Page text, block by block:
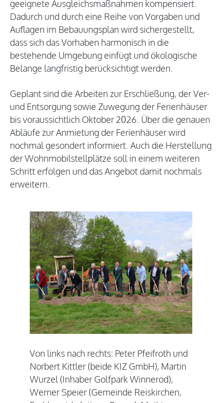
geeignete Ausgleichsmaßnahmen kompensiert.
Dadurch und durch eine Reihe von Vorgaben und
Auflagen im Bebauungsplan wird sichergestellt,
dass sich das Vorhaben harmonisch in die
bestehende Umgebung einfügt und ökologische
Belange langfristig berücksichtigt werden.
Geplant sind die Arbeiten zur Erschließung, der Ver-
und Entsorgung sowie Zuwegung der Ferienhäuser
bis voraussichtlich Oktober 2026. Über die genauen
Abläufe zur Anmietung der Ferienhäuser wird
nochmal gesondert informiert. Auch die Herstellung
der Wohnmobilstellplätze soll in einem weiteren
Schritt erfolgen und das Angebot damit nochmals
erweitern.
Von links nach rechts: Peter Pfeifroth und
Norbert Kittler (beide KIZ GmbH), Martin
Wurzel (Inhaber Golfpark Winnerod),
Werner Speier (Gemeinde Reiskirchen,